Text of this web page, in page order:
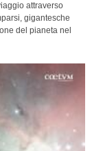
attraverso
gigantesche
del pianeta nel